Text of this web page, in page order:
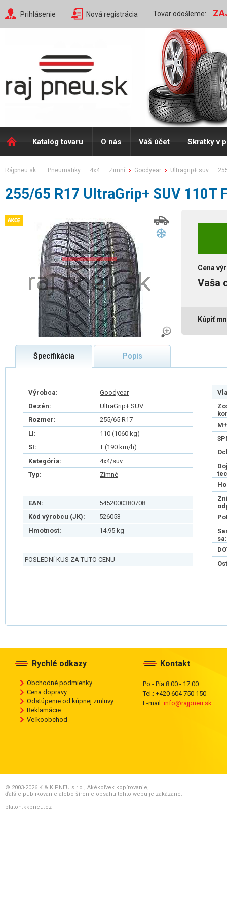
Prihlásenie Nová registrácia Tovar odošleme:
Katalóg tovaru O nás Váš účet Skratky v
rájpneu.sk pneumatiky 4x4 zimní goodyear ultragrip+ suv
255/65 R17 UltraGrip+ SUV 110T
Cena
Vaša
Kúpiť
Špecifikácia Popis
Výrobca:
Goodyear
Dezén:
UltraGrip+ SUV
Rozmer:
255/65 R17
LI:
110 (1060 kg)
SI:
T (190 km/h)
Kategória:
4x4/suv
Typ:
Zimné
EAN:
5452000380708
Kód výrobcu (JK):
526053
Hmotnost:
14.95 kg
POSLEDNÍ KUS ZA TUTO CENU
sa:
Rychlé odkazy
Obchodné podmienky
Cena dopravy
Odstúpenie od kúpnej zmluvy
Reklamácie
Veľkoobchod
Kontakt
Po - Pia 8:00 - 17:00
Tel.: +420 604 750 150
E-mail: info@rajpneu.sk
© 2003-2026 K & K PNEU s.r.o., Akékoľvek kopírovanie,
ďalšie publikovanie alebo šírenie obsahu tohto webu je zakázané.
platon.kkpneu.cz